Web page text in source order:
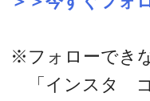
※フォローでき
「インスタ ゴ